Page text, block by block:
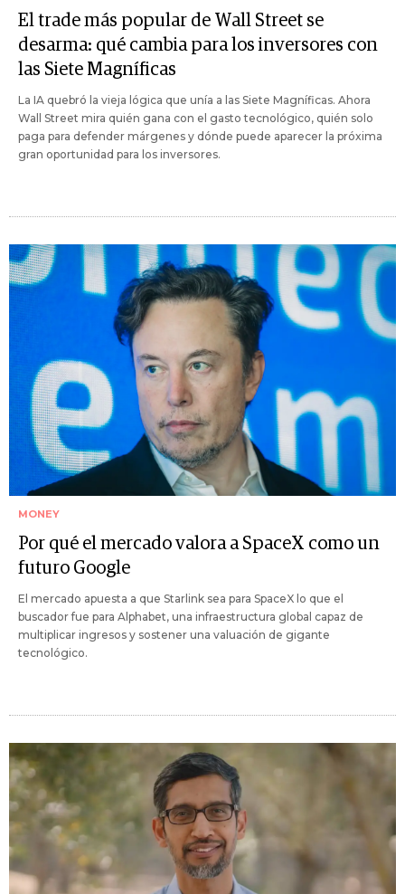
El trade más popular de Wall Street se
desarma: qué cambia para los inversores con
las Siete Magníficas
La IA quebró la vieja lógica que unía a las Siete Magníficas. Ahora
Wall Street mira quién gana con el gasto tecnológico, quién solo
paga para defender márgenes y dónde puede aparecer la próxima
gran oportunidad para los inversores.
MONEY
Por qué el mercado valora a SpaceX como un
futuro Google
El mercado apuesta a que Starlink sea para SpaceX lo que el
buscador fue para Alphabet, una infraestructura global capaz de
multiplicar ingresos y sostener una valuación de gigante
tecnológico.